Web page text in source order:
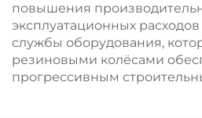
повышения
эксплуатационных
службы оборудования,
резиновыми колёсами
прогрессивным